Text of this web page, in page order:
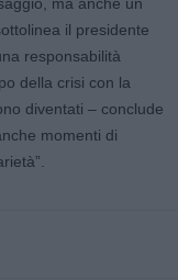
il presidente
responsabilità
della crisi con la
diventati – conclude
momenti di